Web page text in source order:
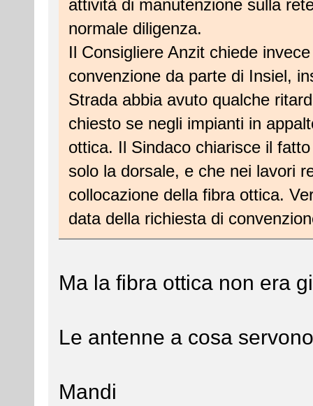
attività di manutenzione sulla
normale diligenza.
Il Consigliere Anzit chiede
convenzione da parte di Insiel,
Strada abbia avuto qualche
chiesto se negli impianti in
ottica. Il Sindaco chiarisce il
solo la dorsale, e che nei lavori
collocazione della fibra ottica.
data della richiesta di
Ma la fibra ottica non era
Le antenne a cosa
Mandi